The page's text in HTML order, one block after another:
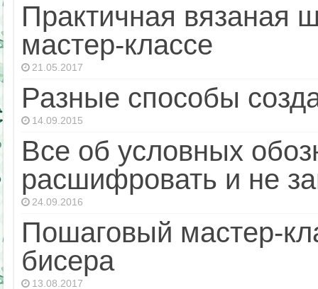
Практичная вязаная
мастер-классе
21.05.2017
Разные способы
14.09.2015
Все об условных
расшифровать и не
24.09.2016
Пошаговый мастер-
бисера
13.08.2017